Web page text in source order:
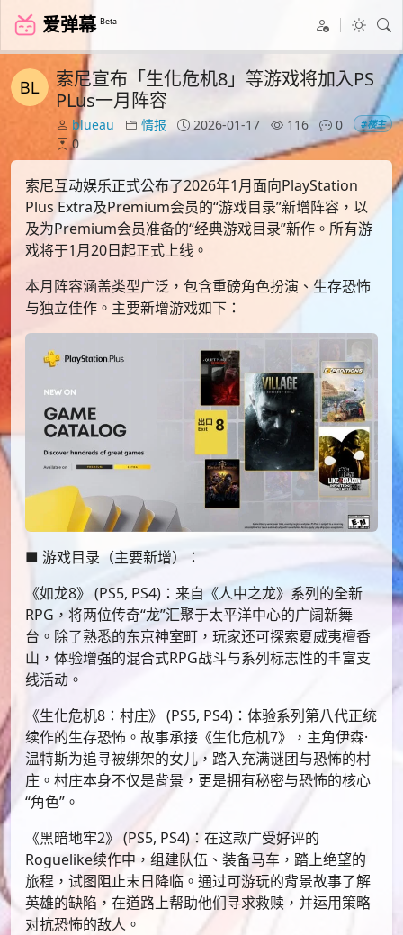
爱弹幕 Beta
索尼宣布「生化危机8」等游戏将加入PS
PLus一月阵容
blueau 情报 2026-01-17 116
0
0
#楼主
索尼互动娱乐正式公布了2026年1月面向PlayStation
Plus Extra及Premium会员的“游戏目录”新增阵容，以
及为Premium会员准备的“经典游戏目录”新作。所有游
戏将于1月20日起正式上线。
本月阵容涵盖类型广泛，包含重磅角色扮演、生存恐怖
与独立佳作。主要新增游戏如下：
■ 游戏目录（主要新增）：
《如龙8》 (PS5, PS4)：来自《人中之龙》系列的全新
RPG，将两位传奇“龙”汇聚于太平洋中心的广阔新舞
台。除了熟悉的东京神室町，玩家还可探索夏威夷檀香
山，体验增强的混合式RPG战斗与系列标志性的丰富支
线活动。
《生化危机8：村庄》 (PS5, PS4)：体验系列第八代正统
续作的生存恐怖。故事承接《生化危机7》，主角伊森·
温特斯为追寻被绑架的女儿，踏入充满谜团与恐怖的村
庄。村庄本身不仅是背景，更是拥有秘密与恐怖的核心
“角色”。
《黑暗地牢2》 (PS5, PS4)：在这款广受好评的
Roguelike续作中，组建队伍、装备马车，踏上绝望的
旅程，试图阻止末日降临。通过可游玩的背景故事了解
英雄的缺陷，在道路上帮助他们寻求救赎，并运用策略
对抗恐怖的敌人。